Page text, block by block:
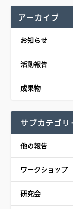
アーカイブ
お知らせ
活動報告
成果物
サブカテゴリ
他の報告
ワークショップ
研究会